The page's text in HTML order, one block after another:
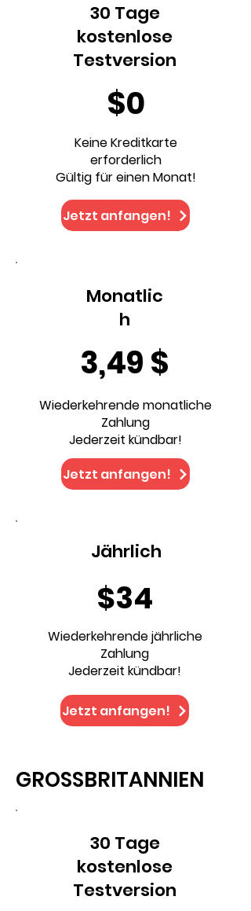
30 Tage
kostenlose
Testversion
$0
Keine Kreditkarte
erforderlich
Gültig für einen Monat!
Jetzt anfangen!
Monatlic
h
3,49 $
Wiederkehrende monatliche
Zahlung
Jederzeit kündbar!
Jetzt anfangen!
Jährlich
$34
Wiederkehrende jährliche
Zahlung
Jederzeit kündbar!
Jetzt anfangen!
GROSSBRITANNIEN
30 Tage
kostenlose
Testversion